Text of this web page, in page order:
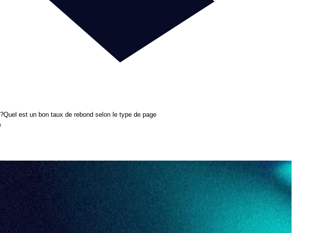
Quel est un bon taux de rebond selon le type de page